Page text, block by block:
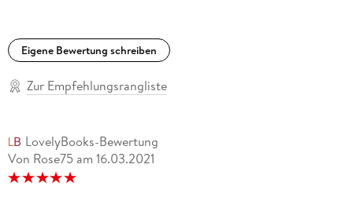
Eigene Bewertung schreiben
Zur Empfehlungsrangliste
LovelyBooks-Bewertung
Von Rose75 am 16.03.2021